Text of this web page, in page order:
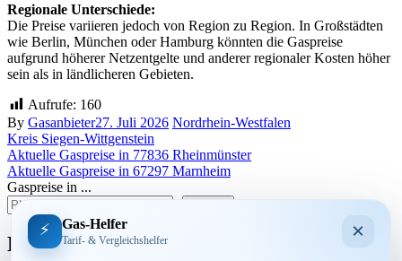
Regionale Unterschiede:
Die Preise variieren jedoch von Region zu Region. In Großstädten
wie Berlin, München oder Hamburg könnten die Gaspreise
aufgrund höherer Netzentgelte und anderer regionaler Kosten höher
sein als in ländlicheren Gebieten.
Aufrufe: 160
By Gasanbieter27. Juli 2026 Nordrhein-Westfalen
Kreis Siegen-Wittgenstein
Beitragsnavigation
Aktuelle Gaspreise in 77836 Rheinmünster
Aktuelle Gaspreise in 67297 Marnheim
Gaspreise in ...
Bundesland
⚡ Gas-Helfer
Tarif- & Vergleichshelfer ×